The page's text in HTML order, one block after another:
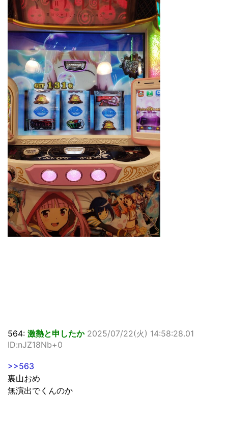
564: 激熱と申したか 2025/07/22(火) 14:58:28.01
ID:nJZ18Nb+0
>>563
裏山おめ
無演出でくんのか